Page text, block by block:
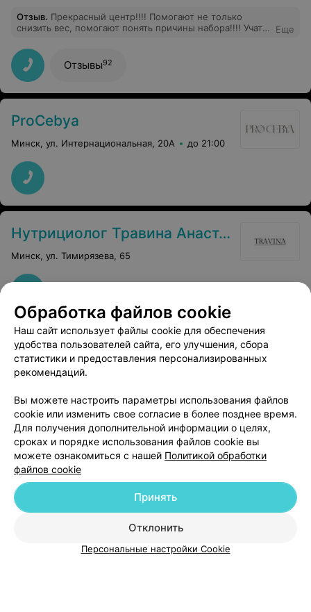
Отзыв. Прекрасный центр!!!! Помогают не только
снизить вес, помогают понять причины набора!!!! Учат
работу!!!!
Еще
Отзывы92
ProCebya
Минск, ул. Интернациональная, 20А до 21:00
Нутрициолог Травина Анастасия
Минск, ул. Тимирязева, 65
Добавить специалиста
О проекте Новости проекта
Размещение рекламы
Медицинский маркетинг
Публичный договор
Пользовательское соглашение
Способы оплаты
Обработка файлов cookie
Наш сайт использует файлы cookie для обеспечения
удобства пользователей сайта, его улучшения, сбора
статистики и предоставления персонализированных
рекомендаций.
Вы можете настроить параметры использования файлов
cookie или изменить свое согласие в более позднее время.
Для получения дополнительной информации о целях,
сроках и порядке использования файлов cookie вы
можете ознакомиться с нашей Политикой обработки
файлов cookie
Отклонить
Принять
Персональные настройки Cookie